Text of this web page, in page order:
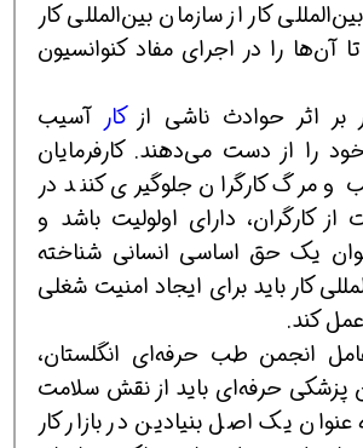
کار از سازمان بین‌المللی کار
آن‌ها را در اجرای مفاد کنوانسیون
بر اثر حوادث ناشی از کار آسیب
را از دست می‌دهند. کارفرمایان
و مرگ کارگران جلوگیری کنند در
کارگران، دارای اولولیت باشد و
یک حق اساسی انسانی شناخته
کار باید برای ایجاد امنیت شغلی
کند.
انجمن طب حرفه‌ای انگلستان،
پزشکی حرفه‌ای باید از نقش سلامت
یک اصل بنیادین در بازار کار